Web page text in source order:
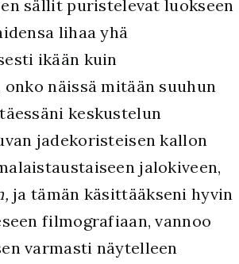
sällit puristelevat luokseen
lihaa yhä
ikään kuin
näissä mitään suuhun
keskustelun
jadekoristeisen kallon
jalokiveen,
ja tämän käsittääkseni hyvin
filmografiaan, vannoo
varmasti näytelleen